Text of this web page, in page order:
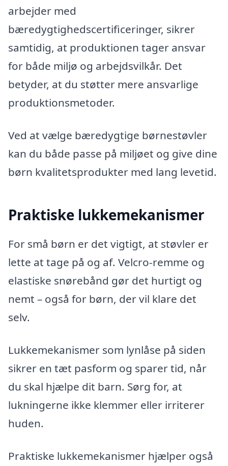
arbejder med
bæredygtighedscertificeringer, sikrer
samtidig, at produktionen tager ansvar
for både miljø og arbejdsvilkår. Det
betyder, at du støtter mere ansvarlige
produktionsmetoder.
Ved at vælge bæredygtige børnestøvler
kan du både passe på miljøet og give dine
børn kvalitetsprodukter med lang levetid.
Praktiske lukkemekanismer
For små børn er det vigtigt, at støvler er
lette at tage på og af. Velcro-remme og
elastiske snørebånd gør det hurtigt og
nemt – også for børn, der vil klare det
selv.
Lukkemekanismer som lynlåse på siden
sikrer en tæt pasform og sparer tid, når
du skal hjælpe dit barn. Sørg for, at
lukningerne ikke klemmer eller irriterer
huden.
Praktiske lukkemekanismer hjælper også